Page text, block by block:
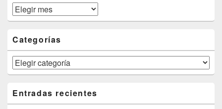
Archivos
Categorías
Categorías
Entradas recientes